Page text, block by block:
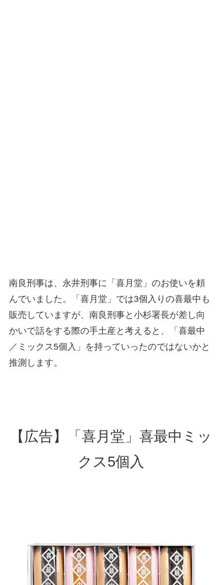
南良刑事は、永井刑事に「喜月堂」のお使いを頼
んでいました。「喜月堂」では3個入りの喜最中も
販売していますが、南良刑事と小杉署長が差し向
かいで話をする際の手土産と考えると、「喜最中
／ミックス5個入」を持っていったのではないかと
推測します。
【広告】「喜月堂」喜最中ミッ
クス5個入